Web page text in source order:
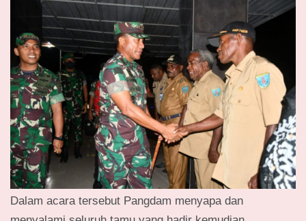
Dalam acara tersebut Pangdam menyapa dan